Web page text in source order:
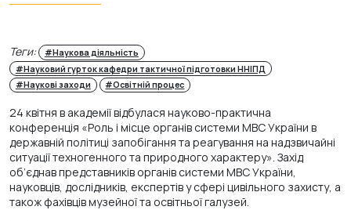
Теги:
#Наукова діяльність
#Науковий гурток кафедри тактичної підготовки ННІПД
#Наукові заходи
#Освітній процес
24 квітня в академії відбулася науково-практична
конференція «Роль і місце органів системи МВС України в
державній політиці запобігання та реагування на надзвичайні
ситуації техногенного та природного характеру». Захід
об’єднав представників органів системи МВС України,
науковців, дослідників, експертів у сфері цивільного захисту, а
також фахівців музейної та освітньої галузей.